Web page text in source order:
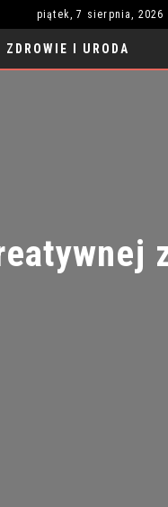
piątek, 7 sierpnia, 2026
ZDROWIE I URODA